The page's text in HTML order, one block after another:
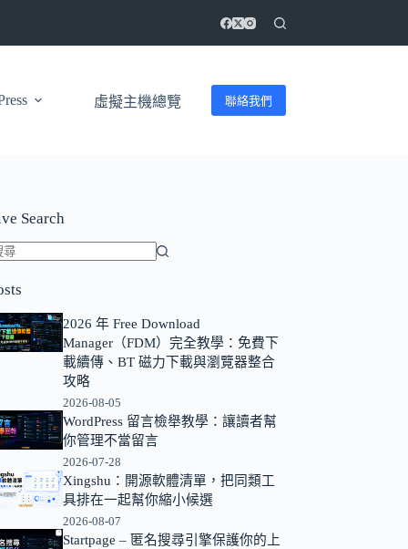
虛擬主機總覽 聯絡我們
Search
2026 年 Free Download
Manager（FDM）完全教學：免費下
載續傳、BT 磁力下載與瀏覽器整合
攻略
2026-08-05
WordPress 留言檢舉教學：讓讀者幫
你管理不當留言
2026-07-28
Xingshu：開源軟體清單，把同類工
具排在一起幫你縮小候選
2026-08-07
Startpage – 匿名搜尋引擎保護你的上